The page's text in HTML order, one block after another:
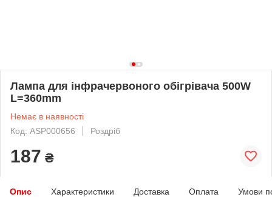
Лампа для інфрачервоного обігрівача 500W
L=360mm
Немає в наявності
Код: ASP000656
Роздріб
187 ₴
Опис Характеристики Доставка Оплата Умови